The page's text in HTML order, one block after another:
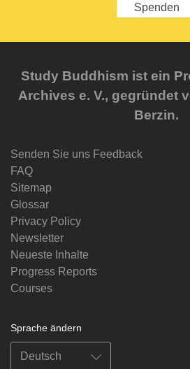
Spenden
Study Buddhism ist ein
Archives e. V., gegründet
Berzin.
Senden Sie uns Feedback
FAQ
Sitemap
Glossar
Privacy Policy
Newsletter
Neueste Inhalte
Progress Reports
Courses
Sprache ändern